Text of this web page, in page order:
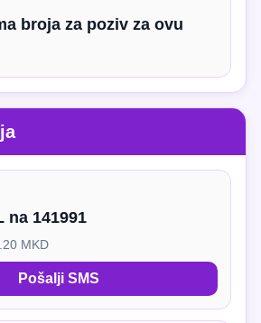
broja za poziv za ovu
na 141991
MKD
Pošalji SMS